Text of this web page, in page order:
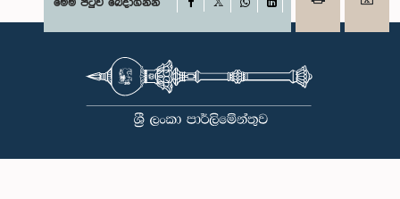
මෙම පිටුව බෙදාගන්න
WhatsAppLinkedIn